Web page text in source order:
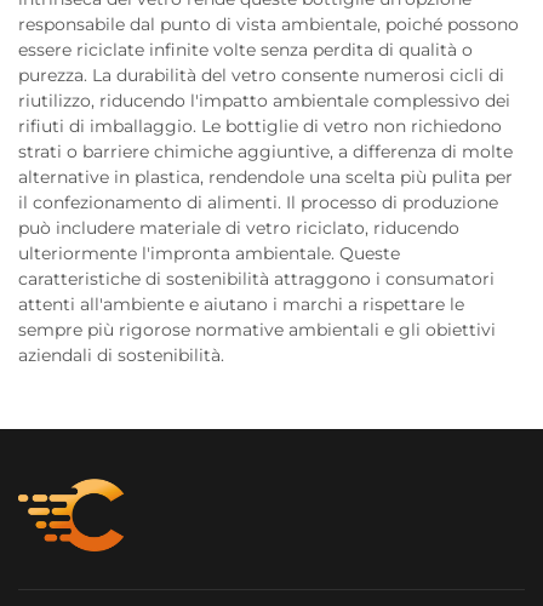
responsabile dal punto di vista ambientale, poiché possono
essere riciclate infinite volte senza perdita di qualità o
purezza. La durabilità del vetro consente numerosi cicli di
riutilizzo, riducendo l'impatto ambientale complessivo dei
rifiuti di imballaggio. Le bottiglie di vetro non richiedono
strati o barriere chimiche aggiuntive, a differenza di molte
alternative in plastica, rendendole una scelta più pulita per
il confezionamento di alimenti. Il processo di produzione
può includere materiale di vetro riciclato, riducendo
ulteriormente l'impronta ambientale. Queste
caratteristiche di sostenibilità attraggono i consumatori
attenti all'ambiente e aiutano i marchi a rispettare le
sempre più rigorose normative ambientali e gli obiettivi
aziendali di sostenibilità.